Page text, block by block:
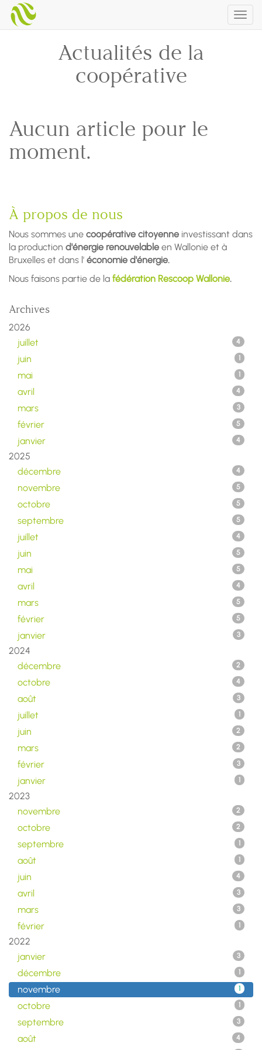
Actualités de la
coopérative
Aucun article pour le
moment.
À propos de nous
Nous sommes une coopérative citoyenne investissant dans
la production d'énergie renouvelable en Wallonie et à
Bruxelles et dans l' économie d'énergie.
Nous faisons partie de la fédération Rescoop Wallonie.
Archives
2026
juillet
4
juin 1
mai 1
avril 4
mars 3
février 5
janvier 4
2025
décembre
4
novembre 5
octobre 5
septembre 5
juillet 4
juin 5
mai 5
avril 4
mars 5
février 5
janvier 3
2024
décembre
2
octobre 4
août 3
juillet 1
juin 2
mars 2
février 3
janvier 1
2023
novembre
2
octobre 2
septembre 1
août 1
juin 4
avril 3
mars 3
février 1
2022
janvier
3
décembre 1
novembre 1
octobre 1
septembre 3
août 4